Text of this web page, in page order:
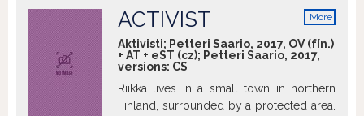
welcomed them with open arms. In 1988,
American policy suddenly changed and
thousands of Soviet Jews were stranded
in Italy. Stateless. This documentary
captures that unique slice of history from
the point of view of the émigrés as well
More
ACTIVIST
Aktivisti; Petteri Saario, 2017, OV (fín.)
+ AT + eST (cz); Petteri Saario, 2017,
versions: CS
Riikka lives in a small town in northern
Finland, surrounded by a protected area.